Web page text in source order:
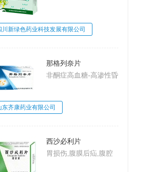
川新绿色药业科技发展有限公司
那格列奈片
非酮症高血糖-高渗性昏
东齐康药业有限公司
西沙必利片
胃损伤,腹膜后疝,腹腔